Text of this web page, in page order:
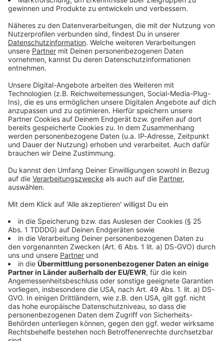
Studio Hotline
Kontaktformular
Sprachnachricht
DAS KÖNNTE DICH AUCH INTERESSIEREN
Welt